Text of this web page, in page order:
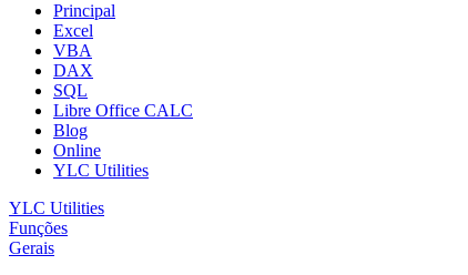
Principal
Excel
VBA
DAX
SQL
Libre Office CALC
Blog
Online
YLC Utilities
YLC Utilities
Funções
Gerais